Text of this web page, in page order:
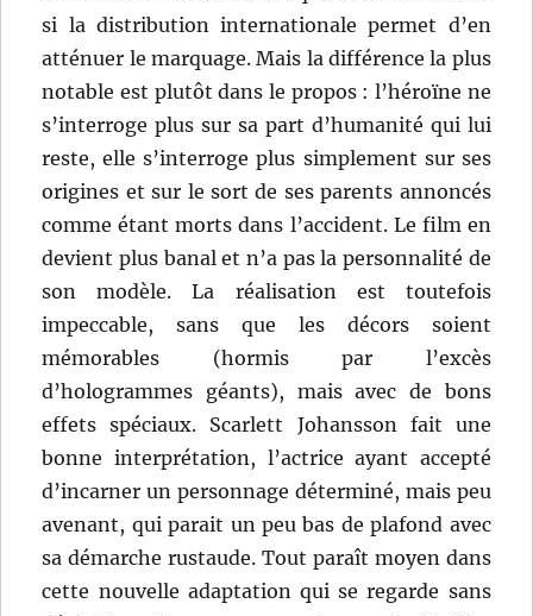
si la distribution internationale permet d’en
atténuer le marquage. Mais la différence la plus
notable est plutôt dans le propos : l’héroïne ne
s’interroge plus sur sa part d’humanité qui lui
reste, elle s’interroge plus simplement sur ses
origines et sur le sort de ses parents annoncés
comme étant morts dans l’accident. Le film en
devient plus banal et n’a pas la personnalité de
son modèle. La réalisation est toutefois
impeccable, sans que les décors soient
mémorables (hormis par l’excès
d’hologrammes géants), mais avec de bons
effets spéciaux. Scarlett Johansson fait une
bonne interprétation, l’actrice ayant accepté
d’incarner un personnage déterminé, mais peu
avenant, qui parait un peu bas de plafond avec
sa démarche rustaude. Tout paraît moyen dans
cette nouvelle adaptation qui se regarde sans